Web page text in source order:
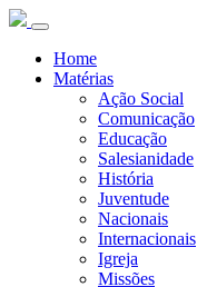
Home
Matérias
Ação Social
Comunicação
Educação
Salesianidade
História
Juventude
Nacionais
Internacionais
Igreja
Missões